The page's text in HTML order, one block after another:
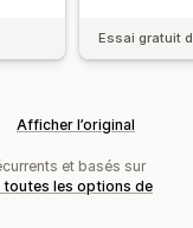
Essai gratuit
Afficher l’original
et basés sur
toutes les options de